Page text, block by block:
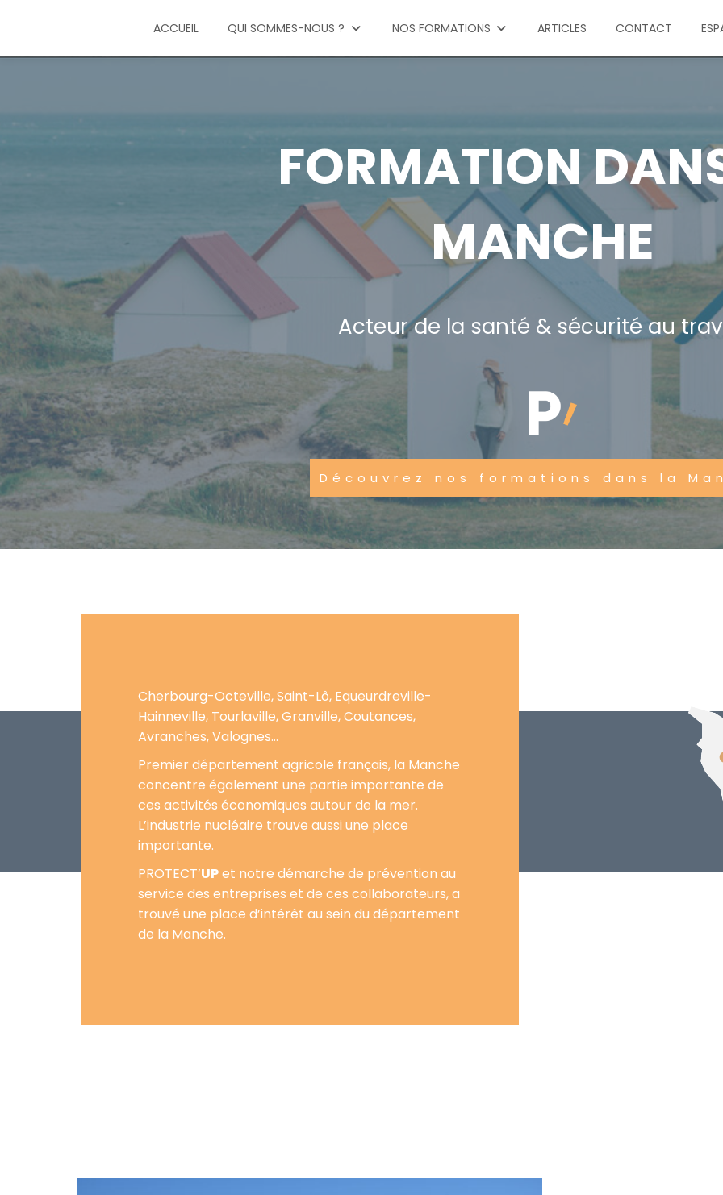
ACCUEIL QUI SOMMES-NOUS ? NOS FORMATIONS ARTICLES CONTACT
FORMATION
MANCHE
Acteur de la santé & sécurité au
Découvrez nos formations dans la
Cherbourg-Octeville, Saint-Lô, Equeurdreville-
Hainneville, Tourlaville, Granville, Coutances,
Avranches, Valognes…
Premier département agricole français, la Manche
concentre également une partie importante de
ces activités économiques autour de la mer.
L’industrie nucléaire trouve aussi une place
importante.
PROTECT’UPet notre démarche de prévention au
service des entreprises et de ces collaborateurs, a
trouvé une place d’intérêt au sein du département
de la Manche.